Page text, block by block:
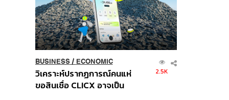
BUSINESS/ ECONOMIC
วิเคราะห์ปรากฏการณ์คนแห่
ขอสินเชื่อ CLICX อาจเป็น
2.5K